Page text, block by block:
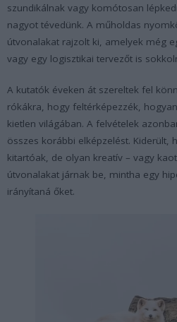
szundikálnak vagy komótosan
nagyot tévedünk. A műholdas
útvonalakat rajzolt ki, amelyek még
vagy egy logisztikai tervezőt is
A kutatók éveken át szereltek fel
rókákra, hogy feltérképezzék,
kietlen világában. A felvételek
összes korábbi elképzelést. Kiderült,
kitartóak, de olyan kreatív – vagy
útvonalakat járnak be, mintha egy
irányítaná őket.